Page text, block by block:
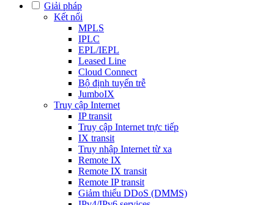
Giải pháp
Kết nối
MPLS
IPLC
EPL/IEPL
Leased Line
Cloud Connect
Bộ định tuyến trễ
JumboIX
Truy cập Internet
IP transit
Truy cập Internet trực tiếp
IX transit
Truy nhập Internet từ xa
Remote IX
Remote IX transit
Remote IP transit
Giảm thiểu DDoS (DMMS)